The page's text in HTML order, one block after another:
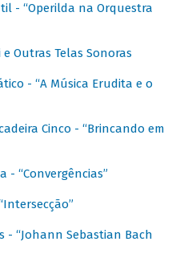
- “Operilda na Orquestra
Outras Telas Sonoras
- “A Música Erudita e o
Cinco - “Brincando em
- “Convergências”
- “Johann Sebastian Bach